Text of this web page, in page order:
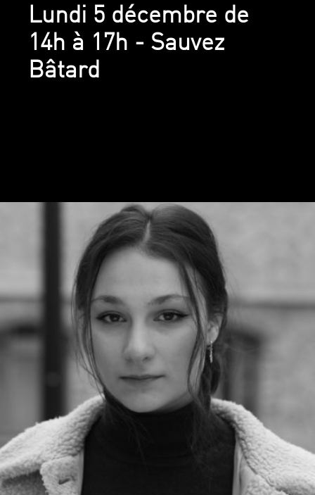
Lundi 5 décembre de
14h à 17h - Sauvez
Bâtard